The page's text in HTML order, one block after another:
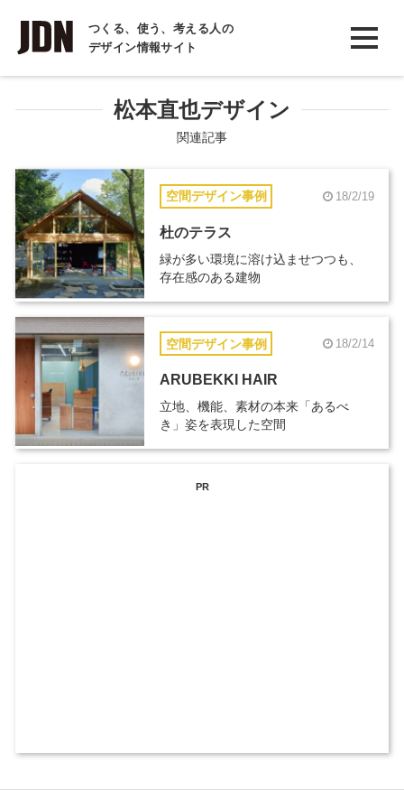
つくる、使う、考える人の
デザイン情報サイト
INTERVIEW
インタビュー
REPORT
COLUMN
コラム
松本直也デザイン
関連記事
空間デザイン事例 18/2/19
杜のテラス
緑が多い環境に溶け込ませつつも、
存在感のある建物
空間デザイン事例 18/2/14
ARUBEKKI HAIR
立地、機能、素材の本来「あるべ
き」姿を表現した空間
PR